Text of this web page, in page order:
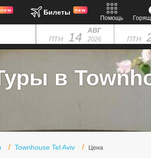
new Билеты new
Помощь
ПТН 14 АВГ
2026 ПТН
в
Townhouse Tel Aviv Цена